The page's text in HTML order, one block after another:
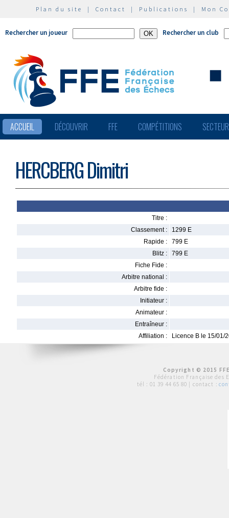
Plan du site | Contact | Publications | Mon
Rechercher un joueur Rechercher un club
ACCUEIL DÉCOUVRIR FFE COMPÉTITIONS
HERCBERG Dimitri
Titre :
Classement :
1299 E
Rapide :
799 E
Blitz :
799 E
Fiche Fide :
Arbitre national :
Arbitre fide :
Initiateur :
Animateur :
Entraîneur :
Affiliation :
Licence B le 15/01/
Copyright © 2015
Fédération Française des
tél : 01 39 44 65 80 | contact :